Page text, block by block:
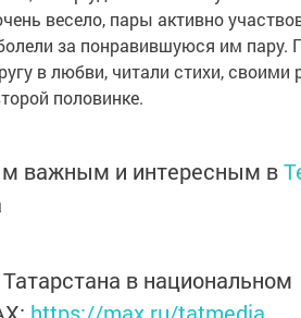
весело, пары активно
за понравившуюся им пару.
в любви, читали стихи, своими
половинке.
важным и интересным в
в национальном